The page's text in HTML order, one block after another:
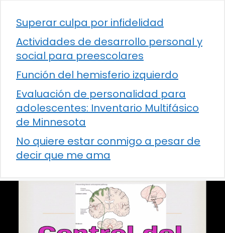
Superar culpa por infidelidad
Actividades de desarrollo personal y
social para preescolares
Función del hemisferio izquierdo
Evaluación de personalidad para
adolescentes: Inventario Multifásico
de Minnesota
No quiere estar conmigo a pesar de
decir que me ama